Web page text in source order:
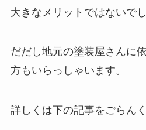
大きなメリットではないで
だだし地元の塗装屋さんに
方もいらっしゃいます。
詳しくは下の記事をごらんく